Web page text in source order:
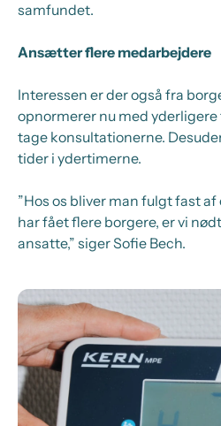
samfundet.
Ansætter flere medarbejdere
Interessen er der også fra
opnormerer nu med
tage konsultationerne.
tider i ydertimerne.
”Hos os bliver man fulgt fast af
har fået flere borgere, er vi
ansatte,” siger Sofie Bech.